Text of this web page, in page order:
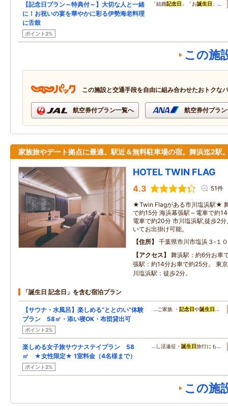
【記念日プラン～特典付～】大切な人と一緒
に！お祝いの宴を華やかに彩る伊勢海老料理
に舌鼓
ポイント2%
「結婚記念日 」「お誕生日 」…
この施
この施設と交通手段を自由に組み合わせたおトクな
航空券付プラン一覧へ 航空券付プラ
家族旅やデート拠点に最適。駅近＆無料駐車場の宿。舞浜迄2駅
HOTEL TWIN FLAG
4.3 51件
★Twin Flagがある市川塩浜駅★
で約15分 海浜幕張駅～電車で約
電車で約20分 市川塩浜駅,徒歩2
いてお出掛け可能。
住所
千葉県市川市塩浜３‐１
アクセス
舞浜駅：約6分お車
張駅：約14分お車で約25分。 東
川塩浜駅：徒歩2分。
「誕生日 記念日」を含む宿泊プラン
【サウナ・水風呂】楽しめる“ととのい”体験
プラン 58㎡・添い寝OK・布団貸出可
ポイント2%
…ご家族 ・記念日や誕生日 …
楽しめる女子旅サウナステイプラン 58
㎡ ★女性限定★ 1室料金（4名様まで）
ポイント2%
…し活遠征・ 誕生日旅行にも…
この施